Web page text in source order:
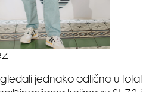
jednako odlično u total